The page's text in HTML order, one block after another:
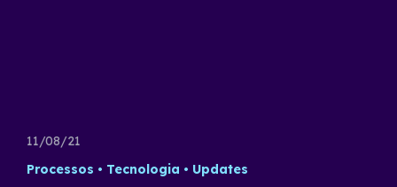
11/08/21
Processos
Tecnologia Updates